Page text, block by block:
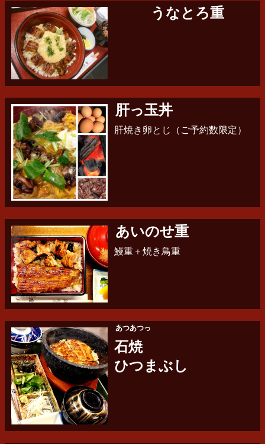
うなとろ重
肝っ玉丼
肝焼き卵とじ（ご予約数限定）
あいのせ重
鰻重＋焼き鳥重
あつあつっ
石焼
ひつまぶし